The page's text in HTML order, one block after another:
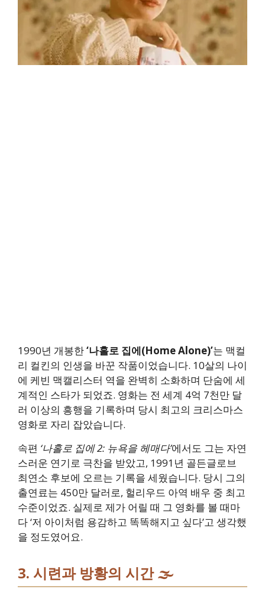
1990년 개봉한‘나홀로 집에(Home Alone)’는 맥컬
리 컬킨의 인생을 바꾼 작품이었습니다. 10살의 나이
에 케빈 맥캘리스터 역을 완벽히 소화하며 단숨에 세
계적인 스타가 되었죠. 영화는 전 세계 4억 7천만 달
러 이상의 흥행을 기록하며 당시 최고의 크리스마스
영화로 자리 잡았습니다.
속편 ‘나홀로 집에 2: 뉴욕을 헤매다’에서도 그는 자연
스러운 연기로 극찬을 받았고, 1991년 골든글로브
최연소 후보에 오르는 기록을 세웠습니다. 당시 그의
출연료는 450만 달러로, 헐리우드 아역 배우 중 최고
수준이었죠. 실제로 제가 어릴 때 그 영화를 볼 때마
다 ‘저 아이처럼 용감하고 똑똑해지고 싶다’고 생각했
을 정도였어요.
3. 시련과 방황의 시간 🌫️